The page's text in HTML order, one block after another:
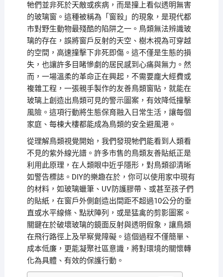
牠們並非死於天敵或疾病，而是撞上看似透明無害
的玻璃窗。這種被稱為「窗殺」的現象，是現代都
市對野生動物最殘酷的陷阱之一。鳥類無法辨識玻
璃的存在，誤將窗戶反射的天空、樹木視為可穿越
的空間，高速撞擊下非死即傷。這不僅是生態的損
失，也讓許多目睹慘劇的居民感到心痛與無力。然
而，一場溫柔的革命正在興起，不需要龐大經費或
複雜工程，一張親手製作的友善鳥類窗貼，就能在
玻璃上創造出鳥類可見的警示圖案，有效降低撞擊
風險。這項行動將生態保育融入日常生活，讓每個
家庭、每棟大樓都能成為鳥類的安全避風港。
從理解鳥類視覺開始，我們發現牠們能看到人類看
不見的紫外線光譜。許多市售的鳥類友善貼紙正是
利用此原理，在人類眼中近乎隱形，對鳥類卻清晰
如警告標誌。DIY的樂趣在於，你可以使用家中現有
的材料，如玻璃蠟筆、UV防護膠帶、或甚至孩子們
的貼紙，在窗戶外側創造出間距不超過10公分的垂
直或水平線條、點狀陣列，或是猛禽的剪影圖案。
關鍵在於破壞玻璃的鏡面反射與透明假象，讓鳥類
在飛行路徑上及早察覺障礙。這個過程不僅簡單、
成本低廉，更能凝聚社區意識，將對環境的關懷轉
化為具體、有效的保護行動。